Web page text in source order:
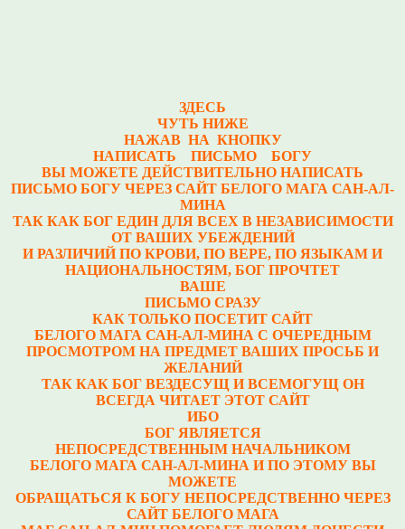
ЗДЕСЬ
ЧУТЬ НИЖЕ
НАЖАВ НА КНОПКУ
НАПИСАТЬ ПИСЬМО БОГУ
ВЫ МОЖЕТЕ ДЕЙСТВИТЕЛЬНО НАПИСАТЬ
ПИСЬМО БОГУ ЧЕРЕЗ САЙТ БЕЛОГО МАГА САН-АЛ-
МИНА
ТАК КАК БОГ ЕДИН ДЛЯ ВСЕХ В НЕЗАВИСИМОСТИ
ОТ ВАШИХ УБЕЖДЕНИЙ
И РАЗЛИЧИЙ ПО КРОВИ, ПО ВЕРЕ, ПО ЯЗЫКАМ И
НАЦИОНАЛЬНОСТЯМ, БОГ ПРОЧТЕТ
ВАШЕ
ПИСЬМО СРАЗУ
КАК ТОЛЬКО ПОСЕТИТ САЙТ
БЕЛОГО МАГА САН-АЛ-МИНА С ОЧЕРЕДНЫМ
ПРОСМОТРОМ НА ПРЕДМЕТ ВАШИХ ПРОСЬБ И
ЖЕЛАНИЙ
ТАК КАК БОГ ВЕЗДЕСУЩ И ВСЕМОГУЩ ОН
ВСЕГДА ЧИТАЕТ ЭТОТ САЙТ
ИБО
БОГ ЯВЛЯЕТСЯ
НЕПОСРЕДСТВЕННЫМ НАЧАЛЬНИКОМ
БЕЛОГО МАГА САН-АЛ-МИНА И ПО ЭТОМУ ВЫ
МОЖЕТЕ
ОБРАЩАТЬСЯ К БОГУ НЕПОСРЕДСТВЕННО ЧЕРЕЗ
САЙТ БЕЛОГО МАГА